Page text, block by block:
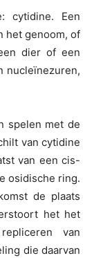
cytidine. Een
het genoom, of
dier of een
nucleïnezuren,
spelen met de
van cytidine
van een cis-
osidische ring.
de plaats
het het
van
die daarvan